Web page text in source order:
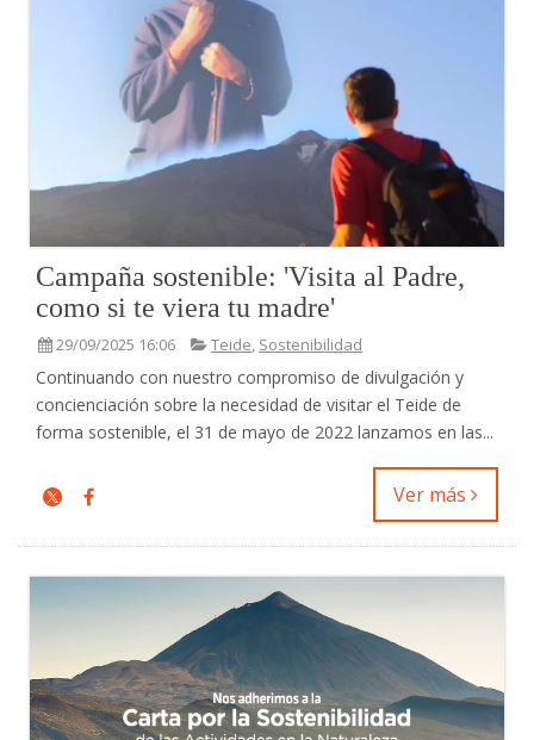
Campaña sostenible: 'Visita al Padre,
como si te viera tu madre'
29/09/2025 16:06 Teide, Sostenibilidad
Continuando con nuestro compromiso de divulgación y
concienciación sobre la necesidad de visitar el Teide de
forma sostenible, el 31 de mayo de 2022 lanzamos en las...
Ver más